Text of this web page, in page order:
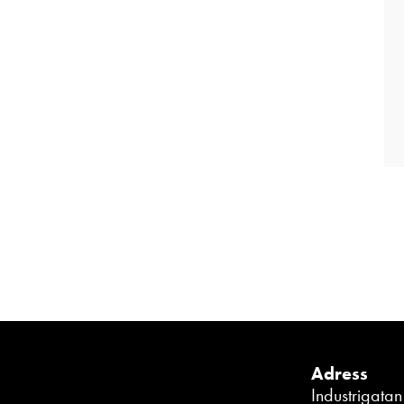
Adress